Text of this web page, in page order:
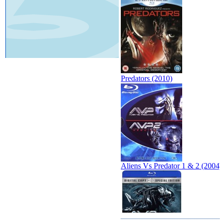
Predators (2010)
Aliens Vs Predator 1 & 2